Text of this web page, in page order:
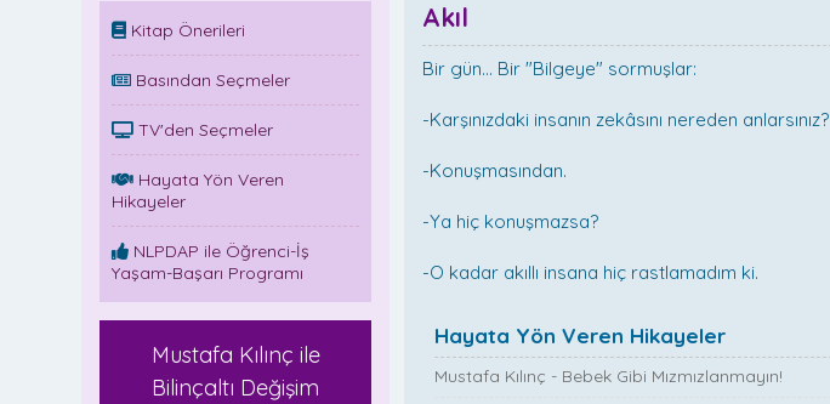
Kitap Önerileri
Basından Seçmeler
TV'den Seçmeler
Hayata Yön Veren
Hikayeler
NLPDAP ile Öğrenci-İş
Yaşam-Başarı Programı
Mustafa Kılınç ile
Bilinçaltı Değişim
Akıl
Bir gün... Bir "Bilgeye" sormuşlar:
-Karşınızdaki insanın zekâsını nereden anlarsınız?
-Konuşmasından.
-Ya hiç konuşmazsa?
-O kadar akıllı insana hiç rastlamadım ki.
Hayata Yön Veren Hikayeler
Mustafa Kılınç - Bebek Gibi Mızmızlanmayın!